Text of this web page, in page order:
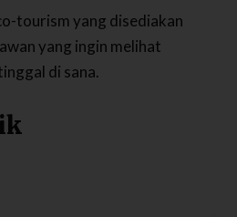
tourism yang disediakan
yang ingin melihat
di sana.